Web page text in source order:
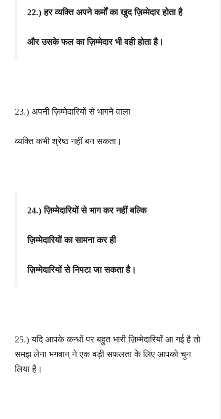
22.) हर व्यक्ति अपने कर्मों का खुद ज़िम्मेदार होता है
और उसके फल का ज़िम्मेदार भी वही होता है।
23.) अपनी ज़िम्मेदारियों से भागने वाला
व्यक्ति कभी श्रेष्ठ नहीं बन सकता।
24.) ज़िम्मेदारियों से भाग कर नहीं बल्कि
ज़िम्मेदारियों का सामना कर ही
ज़िम्मेदारियों से निपटा जा सकता है।
25.) यदि आपके कन्धों पर बहुत भारी ज़िम्मेदारियाँ आ गई हैतो
समझ लेना भगवान् ने एक बड़ीसफलता के लिए आपको चुन
लिया है।